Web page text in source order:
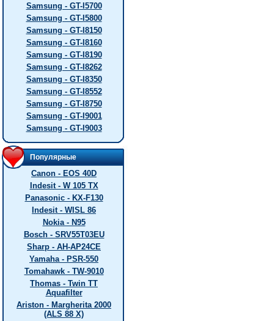
Samsung - GT-I5700
Samsung - GT-I5800
Samsung - GT-I8150
Samsung - GT-I8160
Samsung - GT-I8190
Samsung - GT-I8262
Samsung - GT-I8350
Samsung - GT-I8552
Samsung - GT-I8750
Samsung - GT-I9001
Samsung - GT-I9003
Популярные
Canon - EOS 40D
Indesit - W 105 TX
Panasonic - KX-F130
Indesit - WISL 86
Nokia - N95
Bosch - SRV55T03EU
Sharp - AH-AP24CE
Yamaha - PSR-550
Tomahawk - TW-9010
Thomas - Twin TT
Aquafilter
Ariston - Margherita 2000
(ALS 88 X)